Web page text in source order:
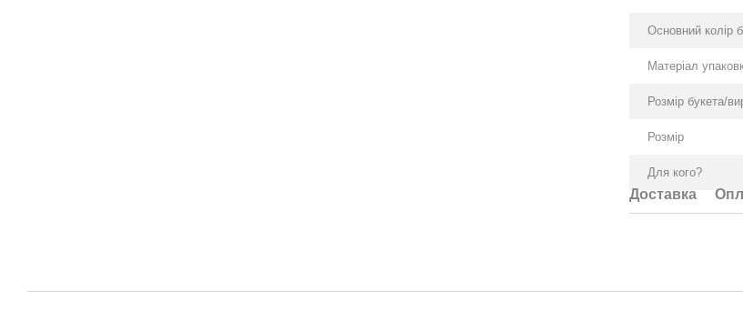
Основний колір
Матеріал
Розмір букета/
Розмір
Для кого?
Доставка